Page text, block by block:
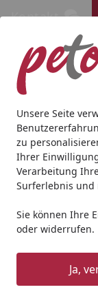
Unsere Seite
zu
Ihrer
Verarbeitung
Surferlebnis und
Sie können Ihre
oder widerrufen.
Ja,
Kontakt
Hund Katze